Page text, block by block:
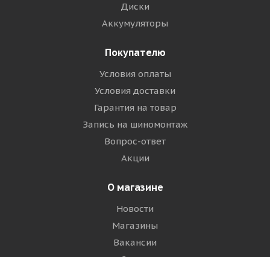
Диски
Аккумуляторы
Покупателю
Условия оплаты
Условия доставки
Гарантия на товар
Запись на шиномонтаж
Вопрос-ответ
Акции
О магазине
Новости
Магазины
Вакансии